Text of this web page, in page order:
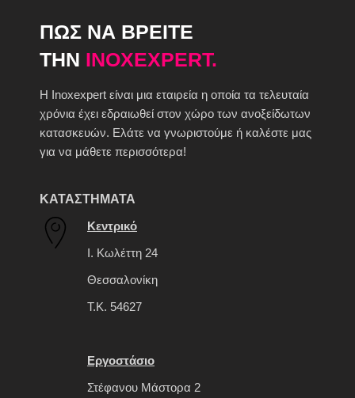
ΠΩΣ ΝΑ ΒΡΕΙΤΕ
ΤΗΝ INOXEXPERT.
H Inoxexpert είναι μια εταιρεία η οποία τα τελευταία
χρόνια έχει εδραιωθεί στον χώρο των ανοξείδωτων
κατασκευών. Ελάτε να γνωριστούμε ή καλέστε μας
για να μάθετε περισσότερα!
ΚΑΤΑΣΤΗΜΑΤΑ
Κεντρικό
Ι. Κωλέττη 24
Θεσσαλονίκη
Τ.Κ. 54627
Εργοστάσιο
Στέφανου Μάστορα 2